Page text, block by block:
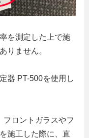
を測定した上で施
りません。
器 PT-500を使用し
フロントガラスやフ
施工した際に、直